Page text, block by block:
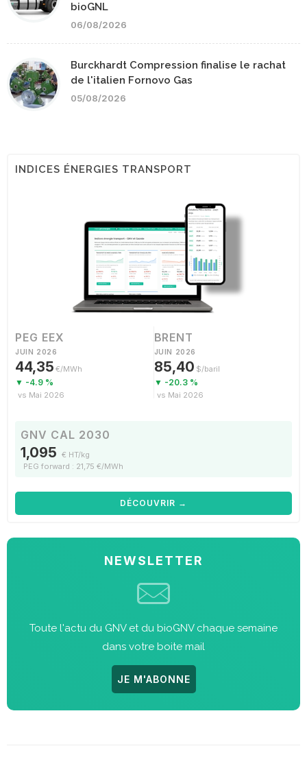
bioGNL
06/08/2026
Burckhardt Compression finalise le rachat
de l'italien Fornovo Gas
05/08/2026
INDICES ÉNERGIES TRANSPORT
PEG EEX
JUIN 2026
44,35 €/MWh
▼ -4.9 %
vs Mai 2026
BRENT
JUIN 2026
85,40 $/baril
▼ -20.3 %
vs Mai 2026
GNV CAL 2030
1,095 € HT/kg
PEG forward : 21,75 €/MWh
DÉCOUVRIR →
NEWSLETTER
Toute l'actu du GNV et du bioGNV chaque semaine
dans votre boite mail
JE M'ABONNE